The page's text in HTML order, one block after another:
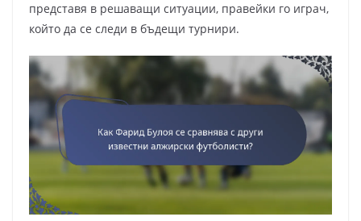
представя в решаващи ситуации, правейки го играч,
който да се следи в бъдещи турнири.